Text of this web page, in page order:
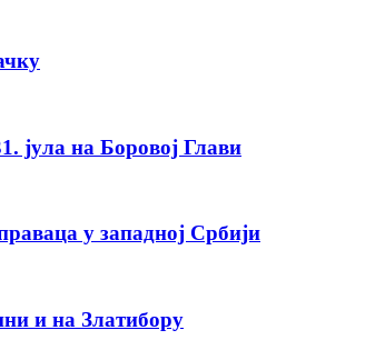
јула на Боровој Глави
у западној Србији
и на Златибору